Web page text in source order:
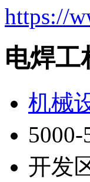
https://
电焊工
机械
5000-
开发